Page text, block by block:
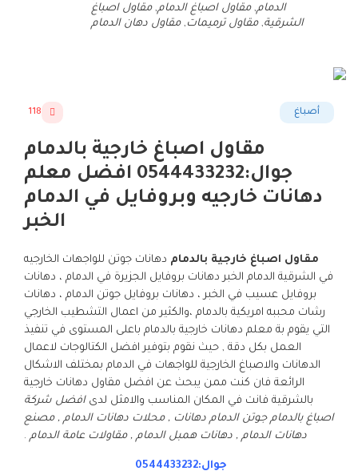
الدمام,مقاول اصباغ الدمام,مقاول اصباغ
الشرقية,مقاول ترميمات ,مقاول دهان الدمام
أصباغ 118
مقاول اصباغ خارجية بالدمام
جوال:0544433232 افضل معلم
دهانات خارجيه وبروفايل في الدمام
الخبر
مقاول اصباغ خارجية بالدمام دهانات جوتن للواجهات الخارجيه
في الشرقية الدمام الخبر دهانات بروفايل الجزيرة في الدمام ، دهانات
بروفايل عسيب في الخبر ، دهانات بروفايل جوتن الدمام ، دهانات
رشات محببه امريكية بالدمام ،والكثير من اعمال التشطيب الخارجي
التي يقوم بة معلم دهانات خارجية بالدمام باعلى المستوى في تنفيذ
العمل بكل دقة , حيث نقوم بتوفير افضل الكتالوجات لاعمال
الدهانات والاصباغ الخارجية للواجهات في الدمام بمختلف الاشكال
الرائعة فان كنت ممن يبحث عن افضل مقاول دهانات خارجية
بالشرقية فانت في المكان المناسب والامثل لدى افضل شركة
اصباغ بالدمام جوتن الدمام دهانات , محلات دهانات الدمام , مصنع
دهانات الدمام , دهانات همبل الدمام , مقاولات عامة الدمام .
جوال:0544433232